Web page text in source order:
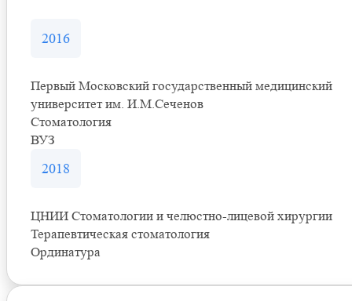
2016
Первый Московский государственный медицинский
университет им. И.М.Сеченов
Стоматология
ВУЗ
2018
ЦНИИ Стоматологии и челюстно-лицевой хирургии
Терапевтическая стоматология
Ординатура